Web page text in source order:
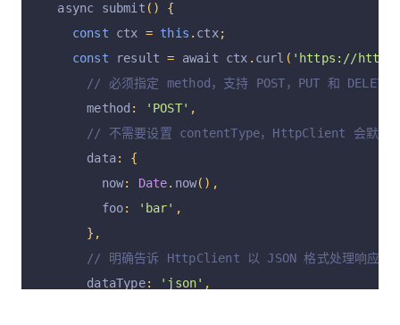
  async submit
()
{
const ctx = this . ctx;
const result = await ctx . curl ( 'https://
// 必须指定 method，支持 POST，PUT 和 DELETE
      method
: 'POST' ,
// 不需要设置 contentType，HttpClient 会默认
      data
:
{
        now
: Date. now(),
        foo
: 'bar' ,
},
// 明确告诉 HttpClient 以 JSON 格式处理响应
      dataType
: 'json' ,